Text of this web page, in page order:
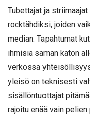
Tubettajat ja
rocktähdiksi, joiden
median. Tapahtumat
ihmisiä saman katon
verkossa
yleisö on teknisesti
sisällöntuottajat
rajoitu enää vain pelien